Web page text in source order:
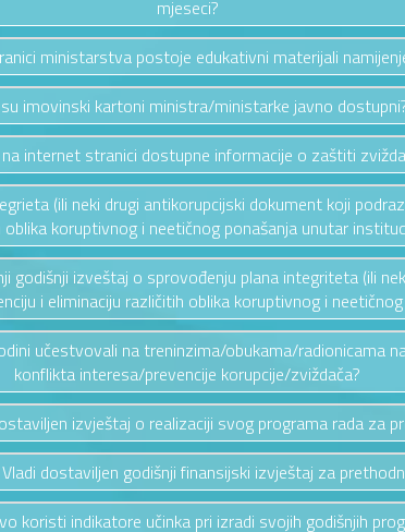
mjeseci?
ministarstva postoje edukativni materijali
imovinski kartoni ministra/ministarke javno
internet stranici dostupne informacije o zaštiti
(ili neki drugi antikorupcijski dokument koji
oblika koruptivnog i neetičnog ponašanja unutar
godišnji izveštaj o sprovođenju plana integriteta (ili
i eliminaciju različitih oblika koruptivnog i
učestvovali na treninzima/obukama/radionicama
konflikta interesa/prevencije korupcije/zviždača?
izvještaj o realizaciji svog programa rada za
dostaviljen godišnji finansijski izvještaj za
koristi indikatore učinka pri izradi svojih godišnjih